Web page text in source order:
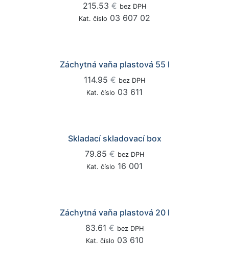
215.53 € bez DPH
Kat. číslo 03 607 02
Záchytná vaňa plastová 55 l
114.95 € bez DPH
Kat. číslo 03 611
Skladací skladovací box
79.85 € bez DPH
Kat. číslo 16 001
Záchytná vaňa plastová 20 l
83.61 € bez DPH
Kat. číslo 03 610